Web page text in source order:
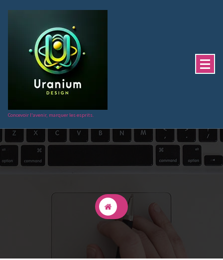
Concevoir l'avenir, marquer les esprits.